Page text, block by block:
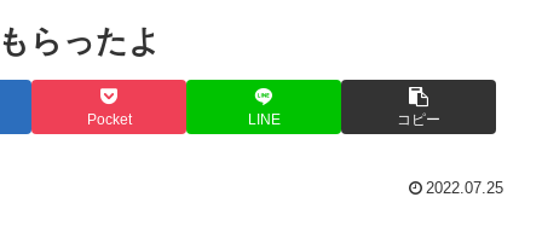
らったよ
Pocket LINE コピー
2022.07.25